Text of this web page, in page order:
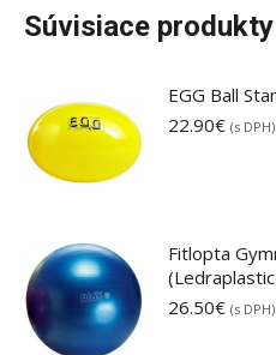
Súvisiace produkty
EGG Ball
22.90€ (s DPH)
Fitlopta
26.50€ (s DPH)